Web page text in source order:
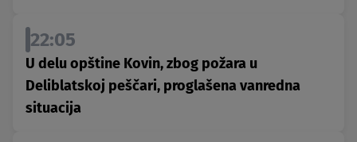
22:05
U delu opštine Kovin, zbog požara u
Deliblatskoj peščari, proglašena vanredna
situacija